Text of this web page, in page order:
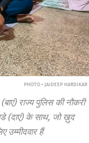
PHOTO • JAIDEEP HARDIKAR
राज्य पुलिस की नौकरी
(दाएं) के साथ, जो ख़ुद
उम्मीदवार हैं